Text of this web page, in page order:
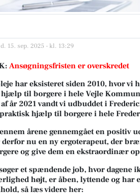
15. sep. 2025 - kl. 13:29
Ansøgningsfristen er overskredet
har eksisteret siden 2010, hvor vi
til borgere i hele Vejle
år 2021 vandt vi udbuddet i
hjælp til borgere i hele
årene gennemgået en positiv
nu en ny ergoterapeut, der
og give dem en ekstraordinær
et spændende job, hvor dagene
højt, er åben, lyttende og har
så læs videre her: